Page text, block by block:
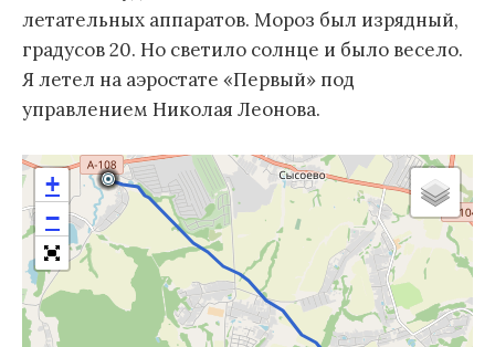
летательных аппаратов. Мороз был изрядный,
градусов 20. Но светило солнце и было весело.
Я летел на аэростате «Первый» под
управлением Николая Леонова.
+
−